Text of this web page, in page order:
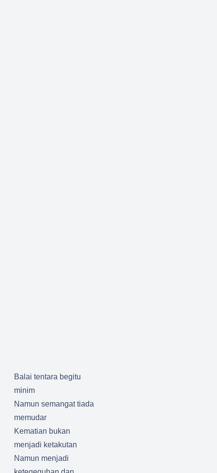
Balai tentara begitu
minim
Namun semangat tiada
memudar
Kematian bukan
menjadi ketakutan
Namun menjadi